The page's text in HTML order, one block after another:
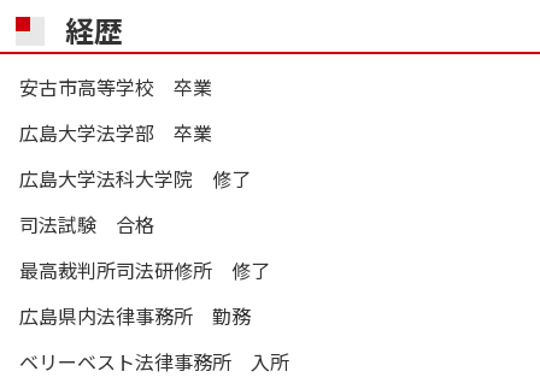
経歴
安古市高等学校 卒業
広島大学法学部 卒業
広島大学法科大学院 修了
司法試験 合格
最高裁判所司法研修所 修了
広島県内法律事務所 勤務
ベリーベスト法律事務所 入所